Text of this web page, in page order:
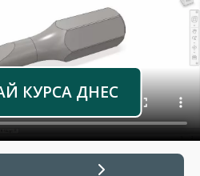
КУРСА ДНЕС